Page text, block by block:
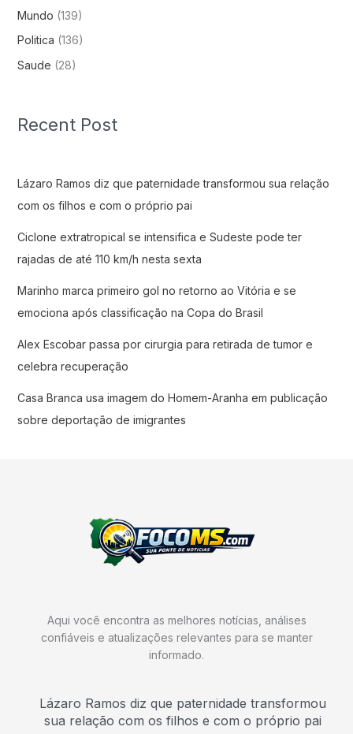
Mundo (139)
Politica (136)
Saude (28)
Recent Post
Lázaro Ramos diz que paternidade transformou sua relação
com os filhos e com o próprio pai
Ciclone extratropical se intensifica e Sudeste pode ter
rajadas de até 110 km/h nesta sexta
Marinho marca primeiro gol no retorno ao Vitória e se
emociona após classificação na Copa do Brasil
Alex Escobar passa por cirurgia para retirada de tumor e
celebra recuperação
Casa Branca usa imagem do Homem-Aranha em publicação
sobre deportação de imigrantes
Aqui você encontra as melhores notícias, análises
confiáveis e atualizações relevantes para se manter
informado.
Lázaro Ramos diz que paternidade transformou
sua relação com os filhos e com o próprio pai